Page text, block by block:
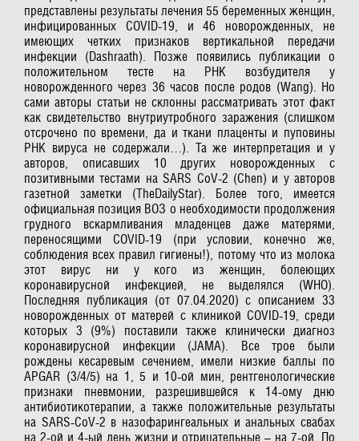
представлены результаты лечения 55 беременных женщин,
инфицированных COVID-19, и 46 новорожденных, не
имеющих четких признаков вертикальной передачи
инфекции (Dashraath). Позже появились публикации о
положительном тесте на РНК возбудителя у
новорожденного через 36 часов после родов (Wang). Но
сами авторы статьи не склонны рассматривать этот факт
как свидетельство внутриутробного заражения (слишком
отсрочено по времени, да и ткани плаценты и пуповины
РНК вируса не содержали…). Та же интерпретация и у
авторов, описавших 10 других новорожденных с
позитивными тестами на SARS CoV-2 (Chen) и у авторов
газетной заметки (TheDailyStar). Более того, имеется
официальная позиция ВОЗ о необходимости продолжения
грудного вскармливания младенцев даже матерями,
переносящими COVID-19 (при условии, конечно же,
соблюдения всех правил гигиены!), потому что из молока
этот вирус ни у кого из женщин, болеющих
коронавирусной инфекцией, не выделялся (WHO).
Последняя публикация (от 07.04.2020) с описанием 33
новорожденных от матерей с клиникой COVID-19, среди
которых 3 (9%) поставили также клинически диагноз
коронавирусной инфекции (JAMA). Все трое были
рождены кесаревым сечением, имели низкие баллы по
APGAR (3/4/5) на 1, 5 и 10-ой мин, рентгенологические
признаки пневмонии, разрешившейся к 14-ому дню
антибиотикотерапии, а также положительные результаты
на SARS-CoV-2 в назофарингеальных и анальных свабах
на 2-ой и 4-ый день жизни и отрицательные – на 7-ой. По